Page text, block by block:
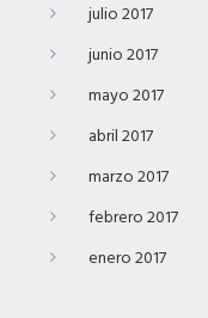
julio 2017
junio 2017
mayo 2017
abril 2017
marzo 2017
febrero 2017
enero 2017